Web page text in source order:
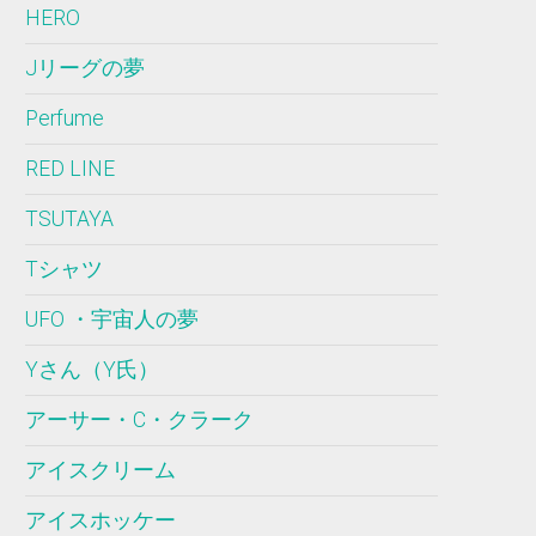
HERO
Jリーグの夢
Perfume
RED LINE
TSUTAYA
Tシャツ
UFO ・宇宙人の夢
Yさん（Y氏）
アーサー・C・クラーク
アイスクリーム
アイスホッケー